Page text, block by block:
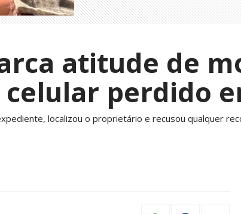
atitude de
perdido
localizou o proprietário e recusou qualquer